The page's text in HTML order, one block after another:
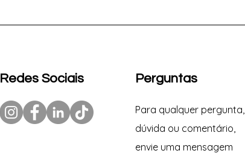
Redes Sociais Perguntas
Para qualquer pergunta,
dúvida ou comentário,
envie uma mensagem